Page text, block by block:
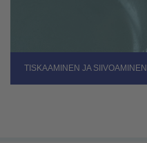
TISKAAMINEN JA SIIVOAMINEN